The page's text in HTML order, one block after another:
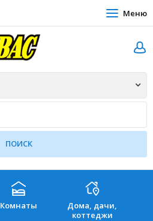
Меню
Комнаты
Дома, дачи,
коттеджи